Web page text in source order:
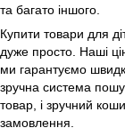
та багато іншого.
Купити товари для
дуже просто. Наші
ми гарантуємо
зручна система
товар, і зручний
замовлення.